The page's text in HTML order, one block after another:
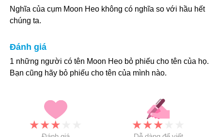
Nghĩa của cụm Moon Heo không có nghĩa so với hầu hết
chúng ta.
Đánh giá
1 những người có tên Moon Heo bỏ phiếu cho tên của họ.
Bạn cũng hãy bỏ phiếu cho tên của mình nào.
★★★ ★★★